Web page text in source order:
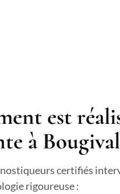
est
à
certifiés
rigoureuse :